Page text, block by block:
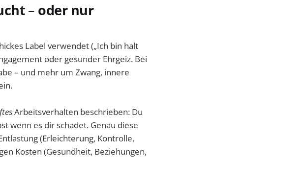
– oder nur
Label verwendet („Ich bin halt
oder gesunder Ehrgeiz. Bei
– und mehr um Zwang, innere
Arbeitsverhalten beschrieben: Du
wenn es dir schadet. Genau diese
(Erleichterung, Kontrolle,
Kosten (Gesundheit, Beziehungen,